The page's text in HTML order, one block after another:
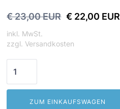
€ 23,00 EUR € 22,00 EUR
inkl. MwSt.
zzgl. Versandkosten